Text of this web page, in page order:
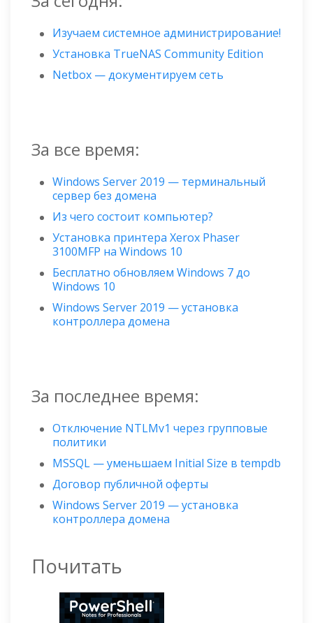
Изучаем системное администрирование!
Установка TrueNAS Community Edition
Netbox — документируем сеть
За все время:
Windows Server 2019 — терминальный
сервер без домена
Из чего состоит компьютер?
Установка принтера Xerox Phaser
3100MFP на Windows 10
Бесплатно обновляем Windows 7 до
Windows 10
Windows Server 2019 — установка
контроллера домена
За последнее время:
Отключение NTLMv1 через групповые
политики
MSSQL — уменьшаем Initial Size в tempdb
Договор публичной оферты
Windows Server 2019 — установка
контроллера домена
Почитать